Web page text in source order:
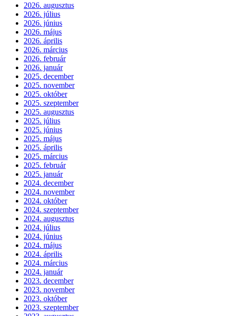
2026. augusztus
2026. július
2026. június
2026. május
2026. április
2026. március
2026. február
2026. január
2025. december
2025. november
2025. október
2025. szeptember
2025. augusztus
2025. július
2025. június
2025. május
2025. április
2025. március
2025. február
2025. január
2024. december
2024. november
2024. október
2024. szeptember
2024. augusztus
2024. július
2024. június
2024. május
2024. április
2024. március
2024. január
2023. december
2023. november
2023. október
2023. szeptember